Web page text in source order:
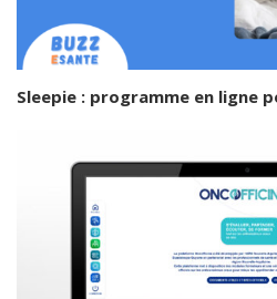
Sleepie : programme en ligne